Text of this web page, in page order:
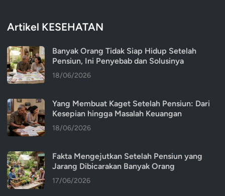
Artikel KESEHATAN
Banyak Orang Tidak Siap Hidup Setelah
Pensiun, Ini Penyebab dan Solusinya
18/06/2026
Yang Membuat Kaget Setelah Pensiun: Dari
Kesepian hingga Masalah Keuangan
18/06/2026
Fakta Mengejutkan Setelah Pensiun yang
Jarang Dibicarakan Banyak Orang
17/06/2026